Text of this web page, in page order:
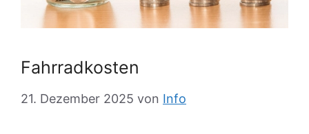
Fahrradkosten
21. Dezember 2025 von Info